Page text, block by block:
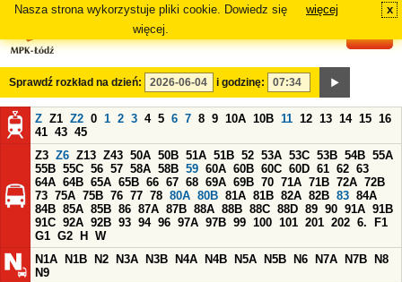
Nasza strona wykorzystuje pliki cookie. Dowiedz się
więcej.
więcej x
Sprawdź rozkład na dzień: i godzinę:
Z Z1 Z2 0 1 2 3 4 5 6 7 8 9 10A 10B 11 12 13 14 15 16
41 43 45
Z3 Z6 Z13 Z43 50A 50B 51A 51B 52 53A 53C 53B 54B 55A
55B 55C 56 57 58A 58B 59 60A 60B 60C 60D 61 62 63
64A 64B 65A 65B 66 67 68 69A 69B 70 71A 71B 72A 72B
73 75A 75B 76 77 78 80A 80B 81A 81B 82A 82B 83 84A
84B 85A 85B 86 87A 87B 88A 88B 88C 88D 89 90 91A 91B
91C 92A 92B 93 94 96 97A 97B 99 100 101 201 202 6.
F1
G1 G2 H
W
N1A
N1B N2 N3A N3B N4A N4B N5A N5B N6 N7A N7B
N8
N9